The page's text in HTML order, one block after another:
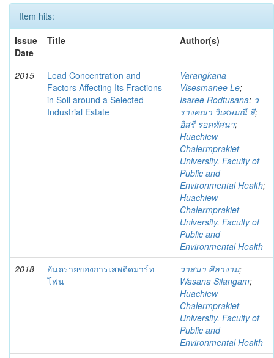
Item hits:
Issue
Date
Title Author(s)
2015
Lead Concentration and
Factors Affecting Its Fractions
in Soil around a Selected
Industrial Estate
Varangkana
Visesmanee Le;
Isaree Rodtusana; ว
รางคณา วิเศษมณี ลี;
อิสรี รอดทัศนา;
Huachiew
Chalermprakiet
University. Faculty of
Public and
Environmental Health;
Huachiew
Chalermprakiet
University. Faculty of
Public and
Environmental Health
2018
อันตรายของการเสพติดมาร์ท
โฟน
วาสนา ศิลางาม;
Wasana Silangam;
Huachiew
Chalermprakiet
University. Faculty of
Public and
Environmental Health